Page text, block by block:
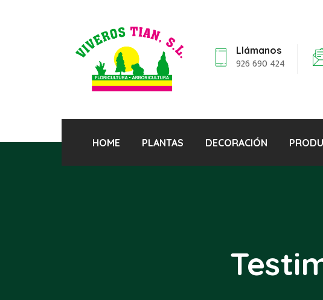
Llámanos
926 690 424
HOME PLANTAS DECORACIÓN